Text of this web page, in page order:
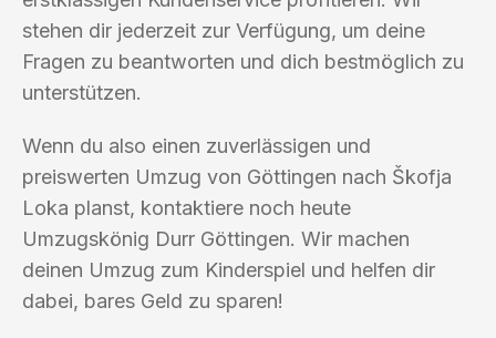
stehen dir jederzeit zur Verfügung, um deine
Fragen zu beantworten und dich bestmöglich zu
unterstützen.
Wenn du also einen zuverlässigen und
preiswerten Umzug von Göttingen nach Škofja
Loka planst, kontaktiere noch heute
Umzugskönig Durr Göttingen. Wir machen
deinen Umzug zum Kinderspiel und helfen dir
dabei, bares Geld zu sparen!